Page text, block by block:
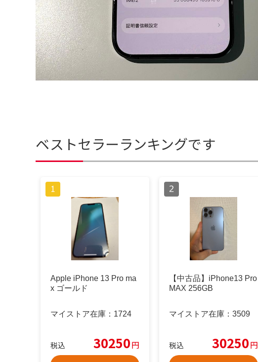
ベストセラーランキングです
Apple iPhone 13 Pro ma
x ゴールド
マイストア在庫： 1724
税込 30250円
【中古品】iPhone13 Pro
MAX 256GB
マイストア在庫： 3509
税込 30250円